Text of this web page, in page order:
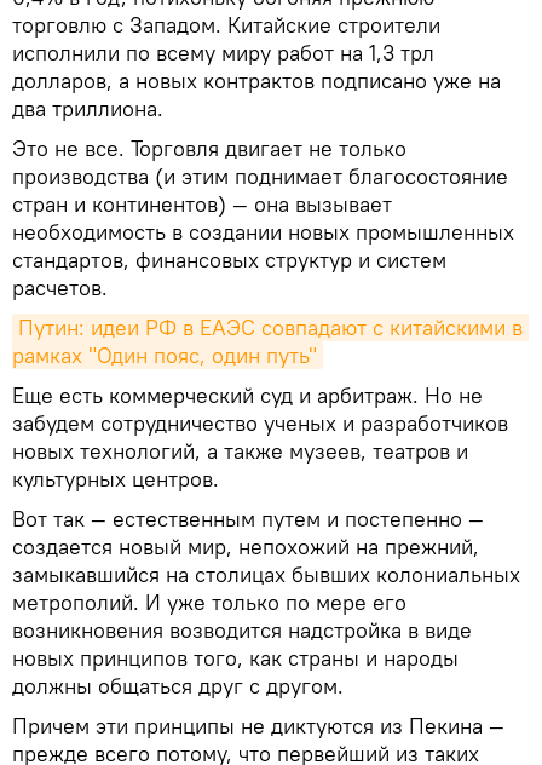
торговлю с Западом. Китайские строители
исполнили по всему миру работ на 1,3 трл
долларов, а новых контрактов подписано уже на
два триллиона.
Это не все. Торговля двигает не только
производства (и этим поднимает благосостояние
стран и континентов) — она вызывает
необходимость в создании новых промышленных
стандартов, финансовых структур и систем
расчетов.
Путин: идеи РФ в ЕАЭС совпадают с китайскими в
рамках "Один пояс, один путь"
Еще есть коммерческий суд и арбитраж. Но не
забудем сотрудничество ученых и разработчиков
новых технологий, а также музеев, театров и
культурных центров.
Вот так — естественным путем и постепенно —
создается новый мир, непохожий на прежний,
замыкавшийся на столицах бывших колониальных
метрополий. И уже только по мере его
возникновения возводится надстройка в виде
новых принципов того, как страны и народы
должны общаться друг с другом.
Причем эти принципы не диктуются из Пекина —
прежде всего потому, что первейший из таких